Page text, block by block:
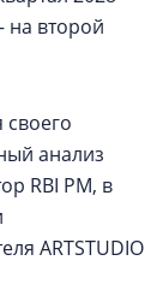
на второй
анализ
RBI PM, в
ARTSTUDIO